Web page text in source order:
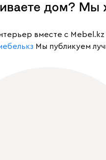
дом? Мы
вместе с Mebel.kz
Мы публикуем